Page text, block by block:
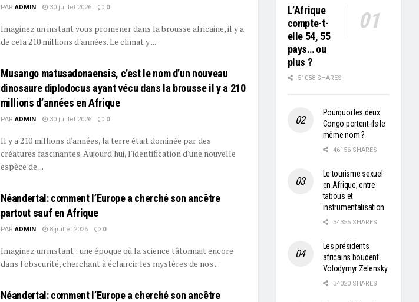
PAR ADMIN 30 juillet 2026 0
Imaginez un instant vous promener dans la brousse africaine, il y a
de cela 210 millions d'années. Le climat y ...
Musango matusadonaensis, c’est le nom d’un nouveau
dinosaure diplodocus ayant vécu dans la brousse il y a 210
millions d’années en Afrique
PAR ADMIN 30 juillet 2026 0
Il y a 210 millions d'années, la terre était dominée par des
créatures fascinantes. Aujourd'hui, l'identification d'une nouvelle
espèce de ...
Néandertal: comment l’Europe a cherché son ancêtre
partout sauf en Afrique
PAR ADMIN 8 juillet 2026 0
Imaginez un instant : une époque où la science tâtonnait encore
dans l'obscurité, cherchant à éclaircir les mystères de nos ...
Néandertal: comment l’Europe a cherché son ancêtre
L’Afrique
compte-t-
elle 54, 55
pays… ou
plus ?
51058 SHARES
Pourquoi les deux
Congo portent-ils le
même nom ?
46156 SHARES
Le tourisme sexuel
en Afrique, entre
tabous et
instrumentalisation
34355 SHARES
Les présidents
africains boudent
Volodymyr Zelensky
34020 SHARES